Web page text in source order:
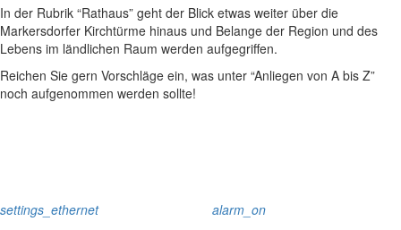
In der Rubrik “Rathaus” geht der Blick etwas weiter über die
Markersdorfer Kirchtürme hinaus und Belange der Region und des
Lebens im ländlichen Raum werden aufgegriffen.
Reichen Sie gern Vorschläge ein, was unter “Anliegen von A bis Z”
noch aufgenommen werden sollte!
settings_ethernet alarm_on